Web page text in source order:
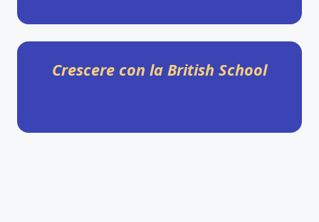
Crescere con la British School